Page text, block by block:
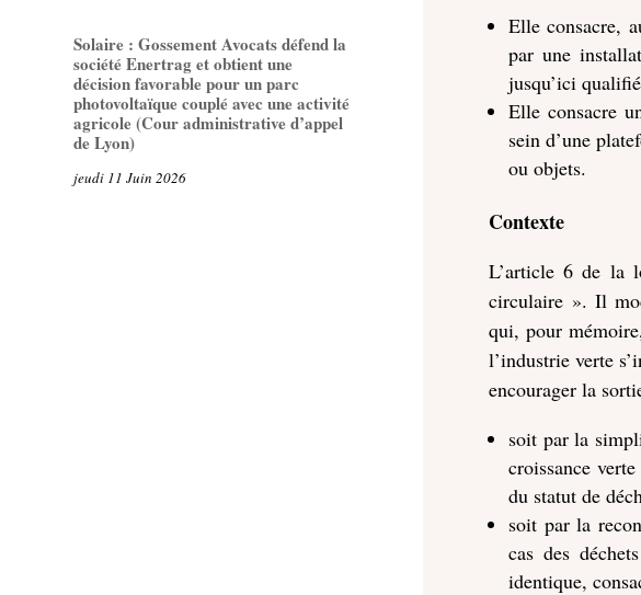
Solaire : Gossement Avocats défend la
société Enertrag et obtient une
décision favorable pour un parc
photovoltaïque couplé avec une activité
agricole (Cour administrative d’appel
de Lyon)
jeudi 11 Juin 2026
Elle consacre,
par une
jusqu’ici
Elle consacre
sein d’une
ou objets.
Contexte
L’article 6 de la
circulaire ». Il
qui, pour
l’industrie verte
encourager la
soit par la
croissance
du statut de
soit par la
cas des
identique,